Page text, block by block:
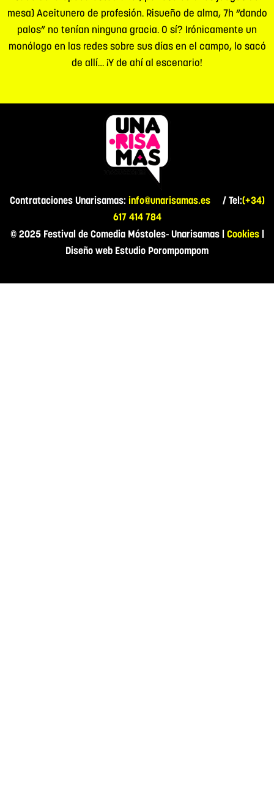
mesa) Aceitunero de profesión. Risueño de alma, 7h “dando
palos” no tenían ninguna gracia. O sí? Irónicamente un
monólogo en las redes sobre sus días en el campo, lo sacó
de allí… ¡Y de ahí al escenario!
Contrataciones Unarisamas: info@unarisamas.es/ Tel:(+34)
617 414 784
© 2025 Festival de Comedia Móstoles- Unarisamas | Cookies|
Diseño web Estudio Porompompom